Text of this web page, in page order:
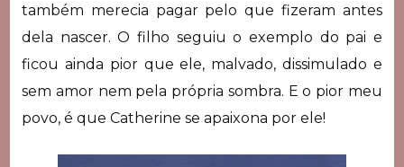
também merecia pagar pelo que fizeram antes
dela nascer. O filho seguiu o exemplo do pai e
ficou ainda pior que ele, malvado, dissimulado e
sem amor nem pela própria sombra. E o pior meu
povo, é que Catherine se apaixona por ele!